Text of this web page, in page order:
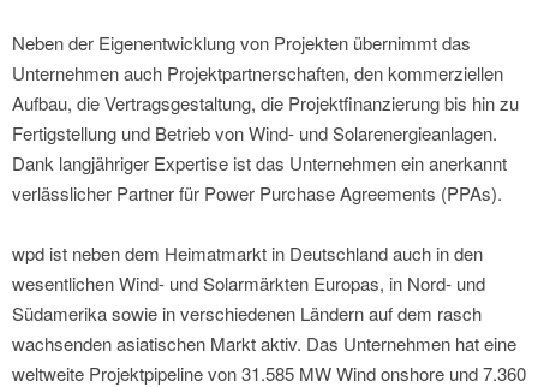
Neben der Eigenentwicklung von Projekten übernimmt das
Unternehmen auch Projektpartnerschaften, den kommerziellen
Aufbau, die Vertragsgestaltung, die Projektfinanzierung bis hin zu
Fertigstellung und Betrieb von Wind- und Solarenergieanlagen.
Dank langjähriger Expertise ist das Unternehmen ein anerkannt
verlässlicher Partner für Power Purchase Agreements (PPAs).
wpd ist neben dem Heimatmarkt in Deutschland auch in den
wesentlichen Wind- und Solarmärkten Europas, in Nord- und
Südamerika sowie in verschiedenen Ländern auf dem rasch
wachsenden asiatischen Markt aktiv. Das Unternehmen hat eine
weltweite Projektpipeline von 31.585 MW Wind onshore und 7.360